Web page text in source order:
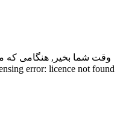
وقت شما بخیر, هنگامی که